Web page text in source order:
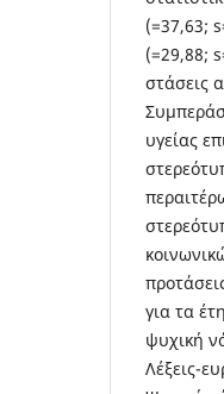
(=37,63;
(=29,88;
στάσεις
υγείας
για τα
ψυχική
Λέξεις-